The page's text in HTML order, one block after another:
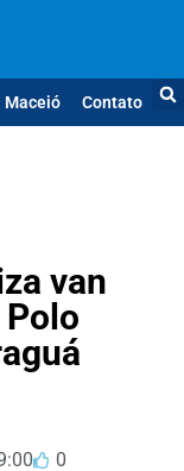
Maceió Contato
van
Polo
0